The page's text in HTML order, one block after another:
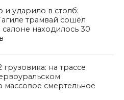
и ударило в столб:
трамвай сошёл
находилось 30
грузовика: на трассе
смертельное